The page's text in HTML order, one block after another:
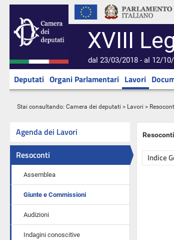
XVIII
dal 23/03/2018 - al 12/
Deputati Organi Parlamentari Lavori
Stai consultando: Camera dei deputati > Lavori >
Agenda dei Lavori
Resoconti
Assemblea
Giunte e Commissioni
Audizioni
Indagini conoscitive
Indice